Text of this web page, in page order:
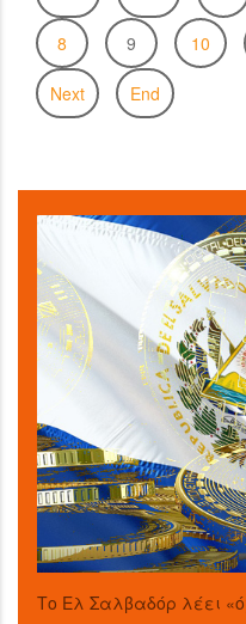
8 9 10
Next End
Το Ελ Σαλβαδόρ λέει